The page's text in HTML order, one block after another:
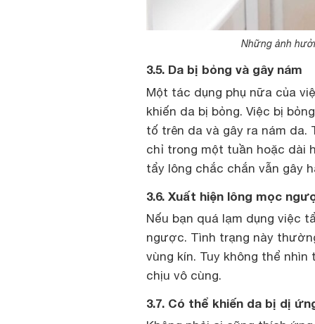
Những ảnh
3.5. Da bị bỏng và gây nám
Một tác dụng phụ nữa của
khiến da bị bỏng. Việc bị
tố trên da và gây ra nám
chỉ trong một tuần hoặc dài
tẩy lông chắc chắn vẫn gây
3.6. Xuất hiện lông mọc
Nếu bạn quá lạm dụng việc
ngược. Tình trạng này
vùng kín. Tuy không thể
chịu vô cùng.
3.7. Có thể khiến da bị dị